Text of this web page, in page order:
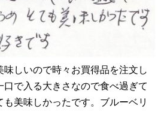
しいので時々お買得品を注文し
で入る大きさなので食べ過ぎて
も美味しかったです。ブルーベリ